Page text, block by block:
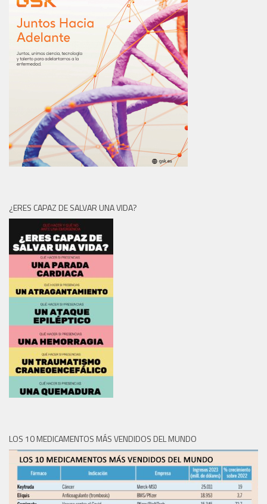
¿ERES CAPAZ DE SALVAR UNA VIDA?
LOS 10 MEDICAMENTOS MÁS VENDIDOS DEL MUNDO